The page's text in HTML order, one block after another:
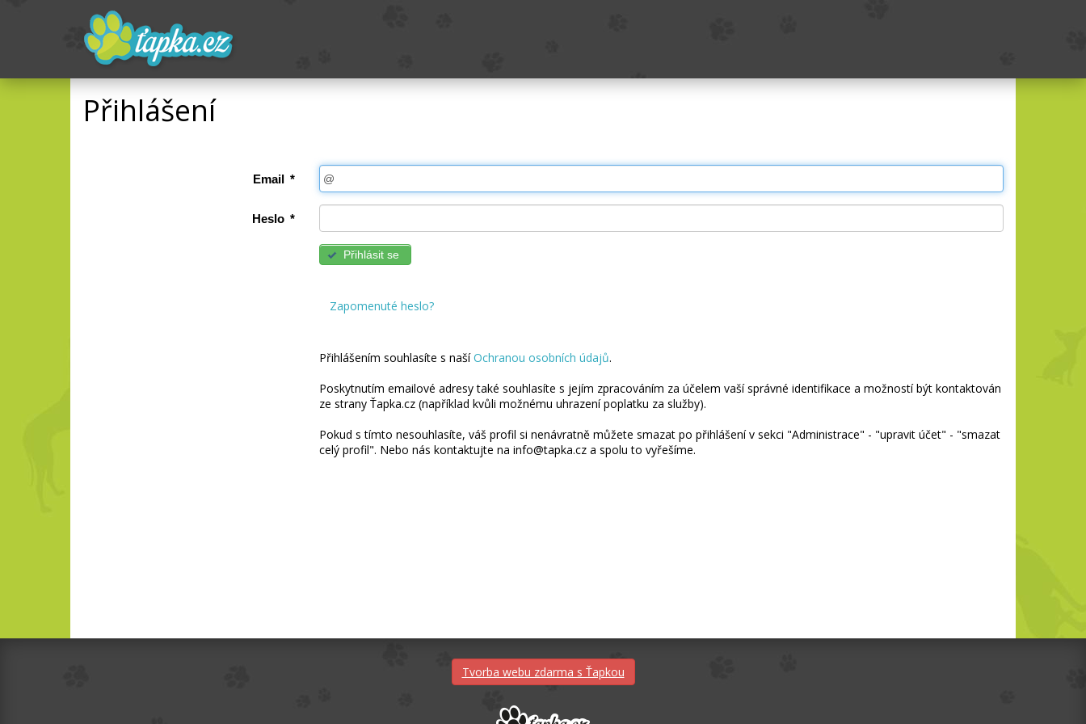
Přihlášení
Email *
Heslo *
Přihlásit se
Zapomenuté heslo?
Přihlášením souhlasíte s našíOchranou osobních údajů.
Poskytnutím emailové adresy také souhlasíte s jejím zpracováním za účelem vaší správné identifikace a možností být kontaktován
ze strany Ťapka.cz (například kvůli možnému uhrazení poplatku za služby).
Pokud s tímto nesouhlasíte, váš profil si nenávratně můžete smazat po přihlášení v sekci "Administrace" - "upravit účet" - "smazat
celý profil". Nebo nás kontaktujte na info@tapka.cz a spolu to vyřešíme.
Tvorba webu zdarma s Ťapkou